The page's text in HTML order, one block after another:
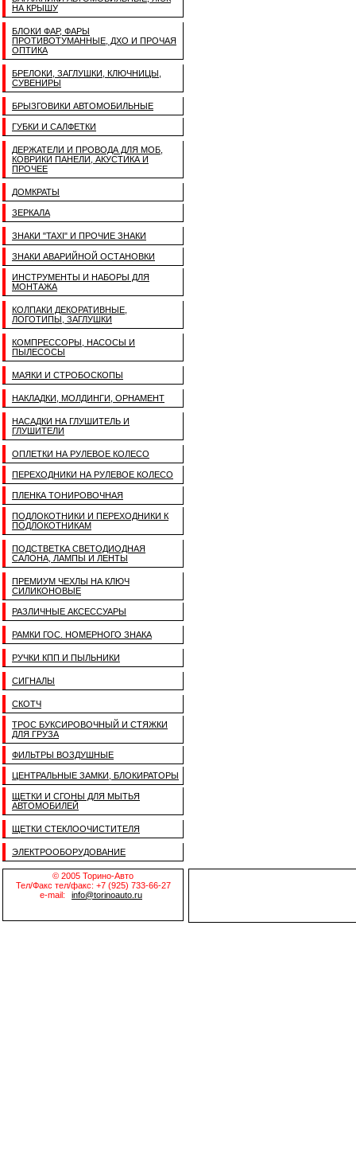
НА КРЫШУ
БЛОКИ ФАР, ФАРЫ
ПРОТИВОТУМАННЫЕ, ДХО И ПРОЧАЯ
ОПТИКА
БРЕЛОКИ, ЗАГЛУШКИ, КЛЮЧНИЦЫ,
СУВЕНИРЫ
БРЫЗГОВИКИ АВТОМОБИЛЬНЫЕ
ГУБКИ И САЛФЕТКИ
ДЕРЖАТЕЛИ И ПРОВОДА ДЛЯ МОБ,
КОВРИКИ ПАНЕЛИ, АКУСТИКА И
ПРОЧЕЕ
ДОМКРАТЫ
ЗЕРКАЛА
ЗНАКИ "TAXI" И ПРОЧИЕ ЗНАКИ
ЗНАКИ АВАРИЙНОЙ ОСТАНОВКИ
ИНСТРУМЕНТЫ И НАБОРЫ ДЛЯ
МОНТАЖА
КОЛПАКИ ДЕКОРАТИВНЫЕ,
ЛОГОТИПЫ, ЗАГЛУШКИ
КОМПРЕССОРЫ, НАСОСЫ И
ПЫЛЕСОСЫ
МАЯКИ И СТРОБОСКОПЫ
НАКЛАДКИ, МОЛДИНГИ, ОРНАМЕНТ
НАСАДКИ НА ГЛУШИТЕЛЬ И
ГЛУШИТЕЛИ
ОПЛЕТКИ НА РУЛЕВОЕ КОЛЕСО
ПЕРЕХОДНИКИ НА РУЛЕВОЕ КОЛЕСО
ПЛЕНКА ТОНИРОВОЧНАЯ
ПОДЛОКОТНИКИ И ПЕРЕХОДНИКИ К
ПОДЛОКОТНИКАМ
ПОДСТВЕТКА СВЕТОДИОДНАЯ
САЛОНА, ЛАМПЫ И ЛЕНТЫ
ПРЕМИУМ ЧЕХЛЫ НА КЛЮЧ
СИЛИКОНОВЫЕ
РАЗЛИЧНЫЕ АКСЕССУАРЫ
РАМКИ ГОС. НОМЕРНОГО ЗНАКА
РУЧКИ КПП И ПЫЛЬНИКИ
СИГНАЛЫ
СКОТЧ
ТРОС БУКСИРОВОЧНЫЙ И СТЯЖКИ
ДЛЯ ГРУЗА
ФИЛЬТРЫ ВОЗДУШНЫЕ
ЦЕНТРАЛЬНЫЕ ЗАМКИ, БЛОКИРАТОРЫ
ЩЕТКИ И СГОНЫ ДЛЯ МЫТЬЯ
АВТОМОБИЛЕЙ
ЩЕТКИ СТЕКЛООЧИСТИТЕЛЯ
ЭЛЕКТРООБОРУДОВАНИЕ
© 2005 Торино-Авто
Тел/Факс тел/факс: +7 (925) 733-66-27
e-mail:
info@torinoauto.ru